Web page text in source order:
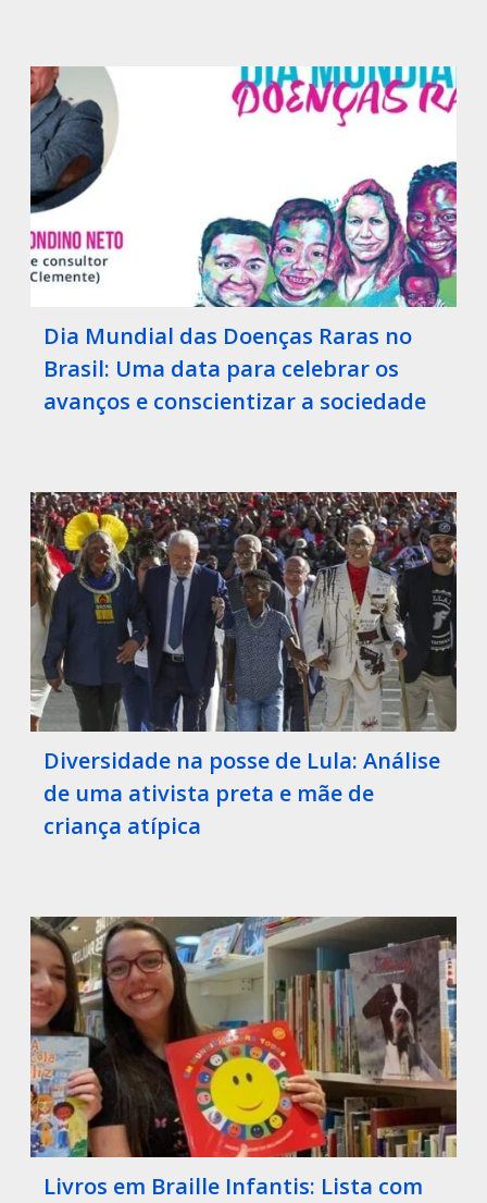
Dia Mundial das Doenças Raras no
Brasil: Uma data para celebrar os
avanços e conscientizar a sociedade
Diversidade na posse de Lula: Análise
de uma ativista preta e mãe de
criança atípica
Livros em Braille Infantis: Lista com